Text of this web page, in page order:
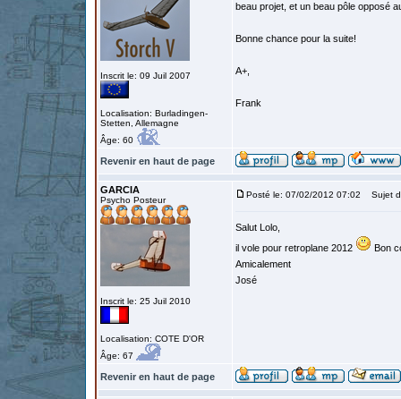
Inscrit le: 09 Juil 2007
Localisation: Burladingen-
Stetten, Allemagne
Âge: 60
beau projet, et un beau pôle opposé
Bonne chance pour la suite!
A+,
Frank
Revenir en haut de page
GARCIA
Psycho Posteur
Inscrit le: 25 Juil 2010
Localisation: COTE D'OR
Âge: 67
Posté le: 07/02/2012 07:02 Sujet
Salut Lolo,
il vole pour retroplane 2012
Bon
Amicalement
José
Revenir en haut de page